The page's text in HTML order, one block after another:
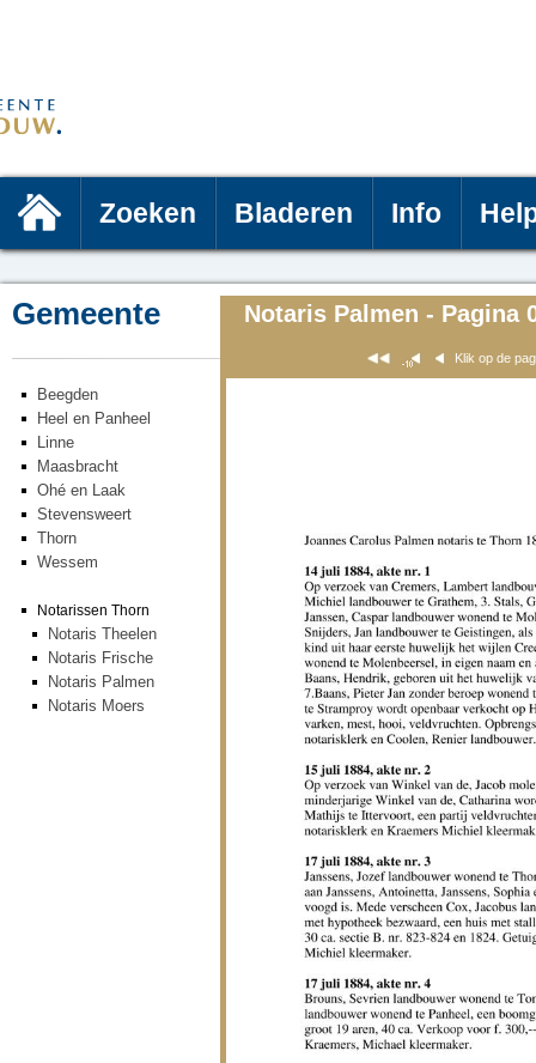
Zoeken Bladeren Info
Gemeente
Beegden
Heel en Panheel
Linne
Maasbracht
Ohé en Laak
Stevensweert
Thorn
Wessem
Notarissen Thorn
Notaris Theelen
Notaris Frische
Notaris Palmen
Notaris Moers
Notaris Palmen - Pagina
Klik op de